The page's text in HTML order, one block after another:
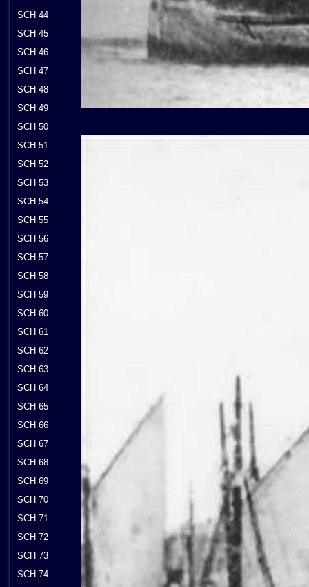
SCH 44
SCH 45
SCH 46
SCH 47
SCH 48
SCH 49
SCH 50
SCH 51
SCH 52
SCH 53
SCH 54
SCH 55
SCH 56
SCH 57
SCH 58
SCH 59
SCH 60
SCH 61
SCH 62
SCH 63
SCH 64
SCH 65
SCH 66
SCH 67
SCH 68
SCH 69
SCH 70
SCH 71
SCH 72
SCH 73
SCH 74